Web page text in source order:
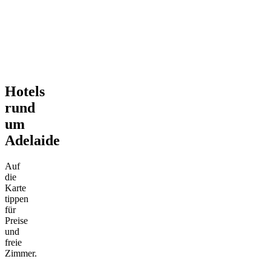
Hotels
rund
um
Adelaide
Auf
die
Karte
tippen
für
Preise
und
freie
Zimmer.